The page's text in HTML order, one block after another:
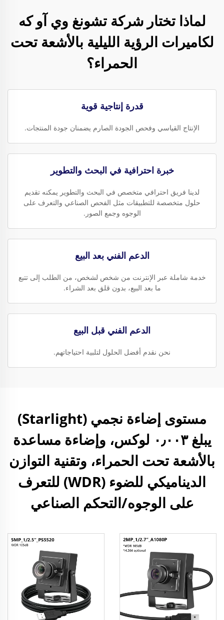
لماذا تختار شركة تشونغ وي آو كه
لكاميرات الرؤية الليلية بالأشعة تحت
الحمراء؟
قدرة إنتاجية قوية
الإنتاج القياسي وفحص الجودة الصارم يضمنان جودة المنتجات.
خبرة احترافية في البحث والتطوير
لدينا فريق احترافي متخصص في البحث والتطوير يمكنه تقديم
حلول متخصصة للتطبيقات مثل الفحص الصناعي والتعرف على
الوجوه وجمع الصور.
الدعم الفني بعد البيع
خدمة شاملة عبر الإنترنت من شخص لشخص، من الطلب إلى تتبع
ما بعد البيع، بدون قلق بعد الشراء.
الدعم الفني قبل البيع
نحن نقدم أفضل الحلول لتلبية احتياجاتهم.
مستوى إضاءة نجمي (Starlight)
يبلغ ٠٫٠٠٣ لوكس، وإضاءة مساعدة
بالأشعة تحت الحمراء، وتقنية التوازن
الديناميكي للضوء (WDR) للتعرف
على الوجوه/التحكم الصناعي